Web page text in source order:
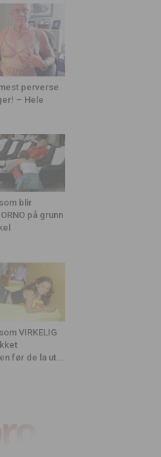
perverse
– Hele
blir
på grunn
VIRKELIG
før de la ut...